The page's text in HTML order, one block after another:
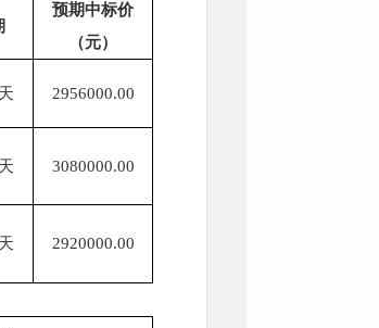
预期中标价
（元）
2956000.00
3080000.00
2920000.00